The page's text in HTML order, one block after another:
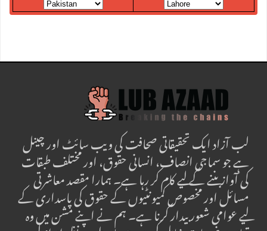
لب آزاد ایک تحقیقاتی صحافت کی ویب سائٹ اور چینل
ہے جو سماجی انصاف، انسانی حقوق، اور مختلف طبقات
کی آواز بننے کے لیے کام کر رہا ہے۔ ہمارا مقصد معاشرتی
مسائل اور مخصوص کمیونٹیوں کے حقوق کی پاسداری کے
لیے عوامی شعور بیدار کرنا ہے۔ ہم نے اپنے مشن میں وہ